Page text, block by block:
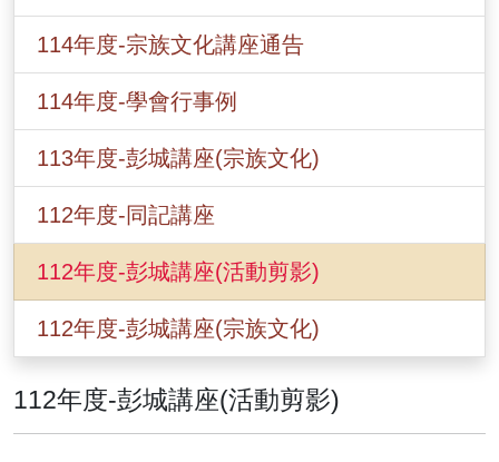
114年度-宗族文化講座通告
114年度-學會行事例
113年度-彭城講座(宗族文化)
112年度-同記講座
112年度-彭城講座(活動剪影)
112年度-彭城講座(宗族文化)
112年度-彭城講座(活動剪影)